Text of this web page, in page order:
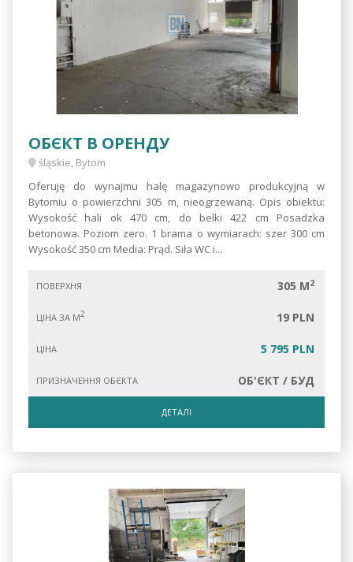
ОБЄКТ В ОРЕНДУ
śląskie, Bytom
Oferuję do wynajmu halę magazynowo produkcyjną w
Bytomiu o powierzchni 305 m, nieogrzewaną. Opis obiektu:
Wysokość hali ok 470 cm, do belki 422 cm Posadzka
betonowa. Poziom zero. 1 brama o wymiarach: szer 300 cm
Wysokość 350 cm Media: Prąd. Siła WC i...
ПОВЕРХНЯ 305 M2
ЦІНА ЗА М2 19 PLN
ЦІНА 5 795 PLN
ПРИЗНАЧЕННЯ ОБЄКТА ОБ'ЄКТ / БУД
ДЕТАЛІ